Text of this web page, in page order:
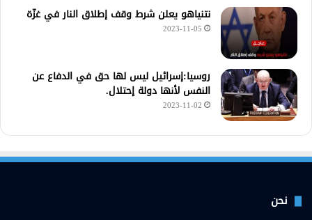
نتنياهو يعلن شرط وقف إطلاق النار في غزّة
2023-11-05
روسيا:إسرائيل ليس لها حق في الدفاع عن
النفس لأنها دولة إحتلال.
2023-11-02
نحن